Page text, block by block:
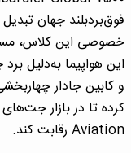
فوق‌بردبلند جهان
و کابین جادار
Aviation رقابت کند.